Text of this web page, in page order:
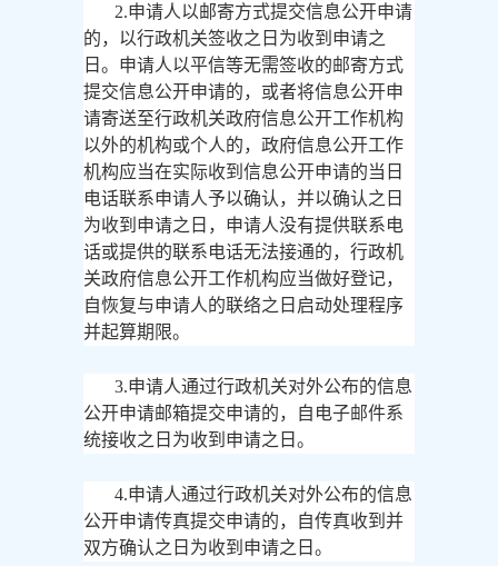
2.申请人以邮寄方式提交信息公开申请
的，以行政机关签收之日为收到申请之
日。申请人以平信等无需签收的邮寄方式
提交信息公开申请的，或者将信息公开申
请寄送至行政机关政府信息公开工作机构
以外的机构或个人的，政府信息公开工作
机构应当在实际收到信息公开申请的当日
电话联系申请人予以确认，并以确认之日
为收到申请之日，申请人没有提供联系电
话或提供的联系电话无法接通的，行政机
关政府信息公开工作机构应当做好登记，
自恢复与申请人的联络之日启动处理程序
并起算期限。
3.申请人通过行政机关对外公布的信息
公开申请邮箱提交申请的，自电子邮件系
统接收之日为收到申请之日。
4.申请人通过行政机关对外公布的信息
公开申请传真提交申请的，自传真收到并
双方确认之日为收到申请之日。